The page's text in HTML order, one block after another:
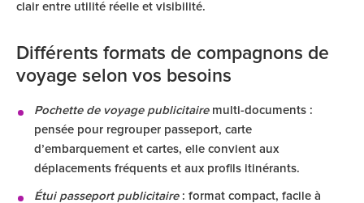
clair entre utilité réelle et visibilité.
Différents formats de compagnons de
voyage selon vos besoins
Pochette de voyage publicitairemulti-documents :
pensée pour regrouper passeport, carte
d’embarquement et cartes, elle convient aux
déplacements fréquents et aux profils itinérants.
Étui passeport publicitaire: format compact, facile à